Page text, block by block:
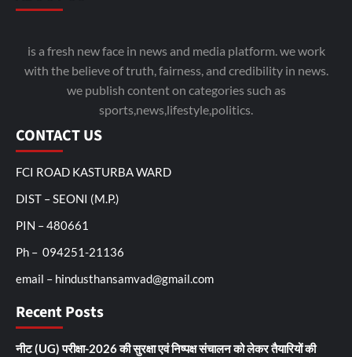
is a fresh new face in news and media platform. we work
with the believe of truth, fairness, and credibility in news.
we publish content on categories such as
sports,news,lifestyle,politics.
CONTACT US
FCI ROAD KASTURBA WARD
DIST – SEONI (M.P.)
PIN – 480661
Ph – 094251-21136
email – hindusthansamvad@gmail.com
Recent Posts
नीट (UG) परीक्षा-2026 की सुरक्षा एवं निष्पक्ष संचालन को लेकर तैयारियों की